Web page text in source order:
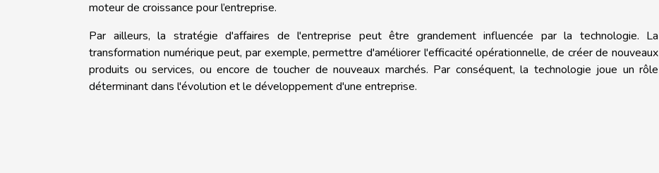
moteur de croissance pour l’entreprise.
Par ailleurs, la stratégie d'affaires de l'entreprise peut être grandement influencée par la technologie. La
transformation numérique peut, par exemple, permettre d'améliorer l'efficacité opérationnelle, de créer de nouveaux
produits ou services, ou encore de toucher de nouveaux marchés. Par conséquent, la technologie joue un rôle
déterminant dans l'évolution et le développement d'une entreprise.